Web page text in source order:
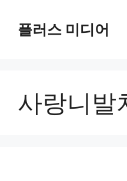
플러스 미디어
사랑니발